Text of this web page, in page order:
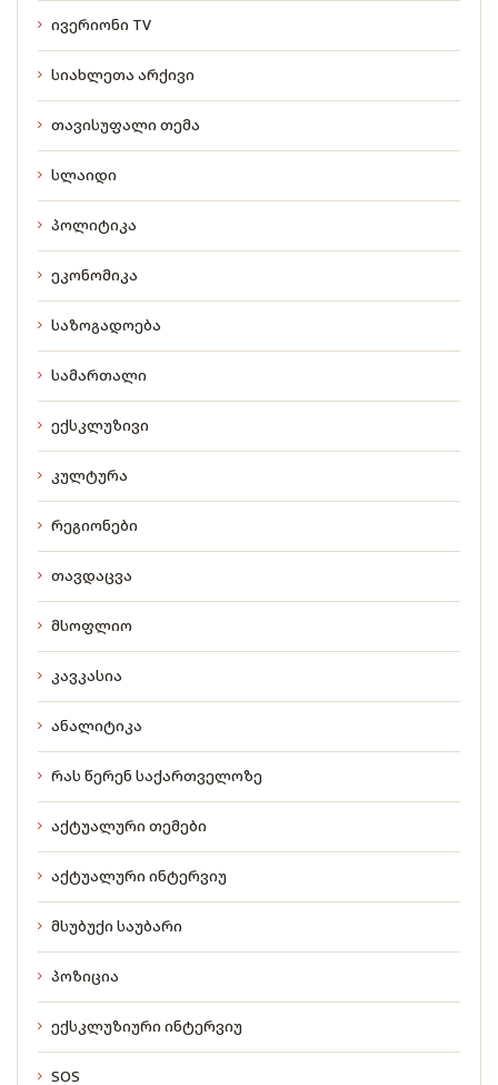
ივერიონი TV
სიახლეთა არქივი
თავისუფალი თემა
სლაიდი
პოლიტიკა
ეკონომიკა
საზოგადოება
სამართალი
ექსკლუზივი
კულტურა
რეგიონები
თავდაცვა
მსოფლიო
კავკასია
ანალიტიკა
რას წერენ საქართველოზე
აქტუალური თემები
აქტუალური ინტერვიუ
მსუბუქი საუბარი
პოზიცია
ექსკლუზიური ინტერვიუ
SOS